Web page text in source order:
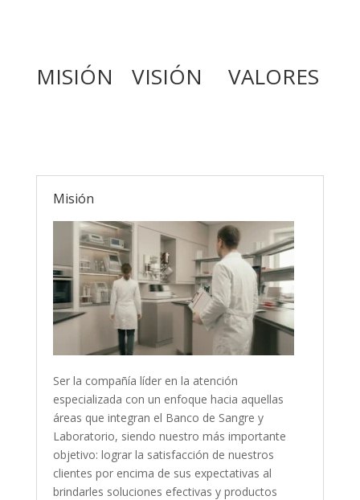
MISIÓN VISIÓN VALORES
Misión
Ser la compañía líder en la atención
especializada con un enfoque hacia aquellas
áreas que integran el Banco de Sangre y
Laboratorio, siendo nuestro más importante
objetivo: lograr la satisfacción de nuestros
clientes por encima de sus expectativas al
brindarles soluciones efectivas y productos